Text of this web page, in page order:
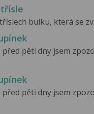
bulku, která se
pěti dny jsem
pěti dny jsem